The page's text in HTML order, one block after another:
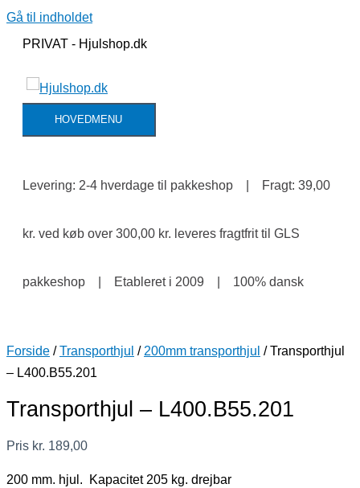
Gå til indholdet
PRIVAT - Hjulshop.dk
HOVEDMENU
Levering: 2-4 hverdage til pakkeshop | Fragt: 39,00
kr. ved køb over 300,00 kr. leveres fragtfrit til GLS
pakkeshop | Etableret i 2009 | 100% dansk
Forside /Transporthjul / 200mm transporthjul / Transporthjul
– L400.B55.201
Transporthjul – L400.B55.201
Pris kr. 189,00
200 mm. hjul. Kapacitet 205 kg. drejbar